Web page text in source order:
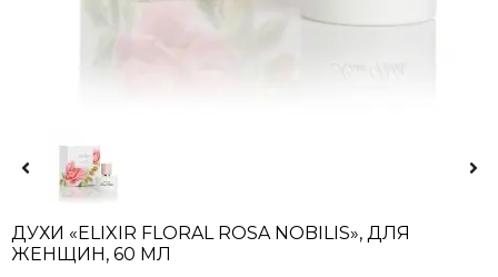
ДУХИ «ELIXIR FLORAL ROSA NOBILIS», ДЛЯ
ЖЕНЩИН, 60 МЛ